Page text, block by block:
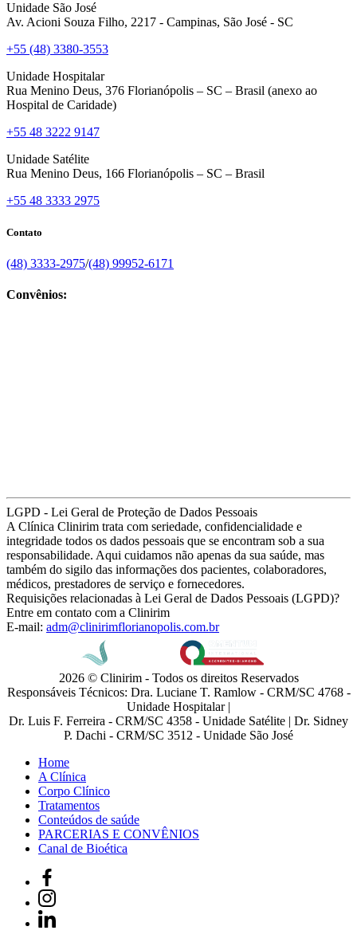
Unidade São José
Av. Acioni Souza Filho, 2217 - Campinas, São José - SC
+55 (48) 3380-3553
Unidade Hospitalar
Rua Menino Deus, 376 Florianópolis – SC – Brasil (anexo ao
Hospital de Caridade)
+55 48 3222 9147
Unidade Satélite
Rua Menino Deus, 166 Florianópolis – SC – Brasil
+55 48 3333 2975
Contato
(48) 3333-2975/(48) 99952-6171
Convênios:
LGPD - Lei Geral de Proteção de Dados Pessoais
A Clínica Clinirim trata com seriedade, confidencialidade e
integridade todos os dados pessoais que se encontram sob a sua
responsabilidade. Aqui cuidamos não apenas da sua saúde, mas
também do sigilo das informações dos pacientes, colaboradores,
médicos, prestadores de serviço e fornecedores.
Requisições relacionadas à Lei Geral de Dados Pessoais (LGPD)?
Entre em contato com a Clinirim
E-mail: adm@clinirimflorianopolis.com.br
2026 © Clinirim - Todos os direitos Reservados
Responsáveis Técnicos: Dra. Luciane T. Ramlow - CRM/SC 4768 -
Unidade Hospitalar |
Dr. Luis F. Ferreira - CRM/SC 4358 - Unidade Satélite | Dr. Sidney
P. Dachi - CRM/SC 3512 - Unidade São José
Home
A Clínica
Corpo Clínico
Tratamentos
Conteúdos de saúde
PARCERIAS E CONVÊNIOS
Canal de Bioética